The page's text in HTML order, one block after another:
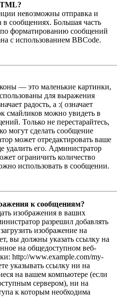
невозможны отправка и
сообщениях. Большая часть
форматированию сообщений
с использованием BBCode.
— это маленькие картинки,
для выражения
радость, а :( означает
смайликов можно увидеть в
Только не перестарайтесь,
могут сделать сообщение
может отредактировать ваше
удалить его. Администратор
ограничить количество
использовать в сообщении.
к сообщениям?
изображения в ваших
разрешил добавлять
изображение на
вы должны указать ссылку на
на общедоступном веб-
http://www.example.com/my-
указывать ссылку ни на
на вашем компьютере (если
сервером), ни на
к которым необходима